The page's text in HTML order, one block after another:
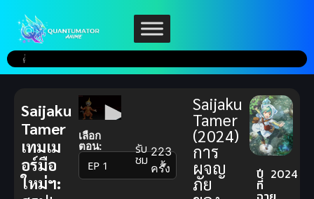
เลือก
ตอน:
▼
รับ
ชม 223
ครั้ง
Saijaku
Tamer
(2024)
การ
ผจญ
ภัย ปี
ที่
2024
Saijaku
Tamer
เทมเม
อร์มือ
ใหม่ฯ: